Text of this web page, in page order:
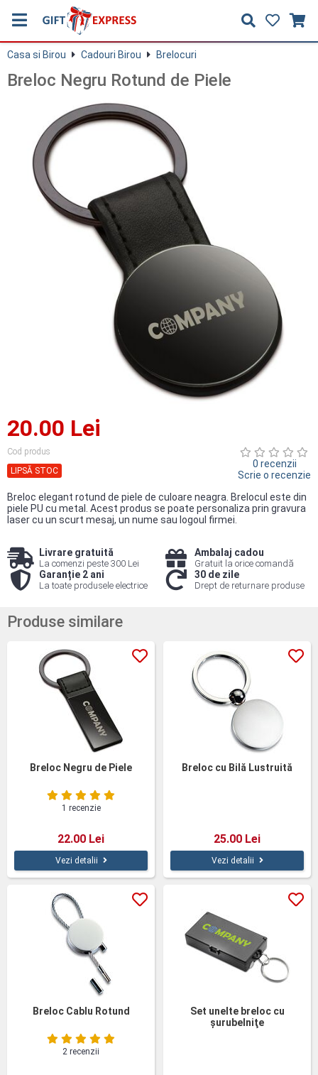
Casa si Birou Cadouri Birou Brelocuri
Breloc Negru Rotund de Piele
20.00 Lei
Cod produs
LIPSĂ STOC
0 recenzii
Scrie o recenzie
Breloc elegant rotund de piele de culoare neagra. Brelocul este din
piele PU cu metal. Acest produs se poate personaliza prin gravura
laser cu un scurt mesaj, un nume sau logoul firmei.
Livrare gratuită
La comenzi peste 300 Lei
Ambalaj cadou
Gratuit la orice comandă
Garanție 2 ani
La toate produsele electrice
30 de zile
Drept de returnare produse
Produse similare
Breloc Negru de Piele
1 recenzie
22.00 Lei
Vezi detalii
Breloc cu Bilă Lustruită
25.00 Lei
Vezi detalii
Breloc Cablu Rotund
2 recenzii
Set unelte breloc cu
şurubelniţe